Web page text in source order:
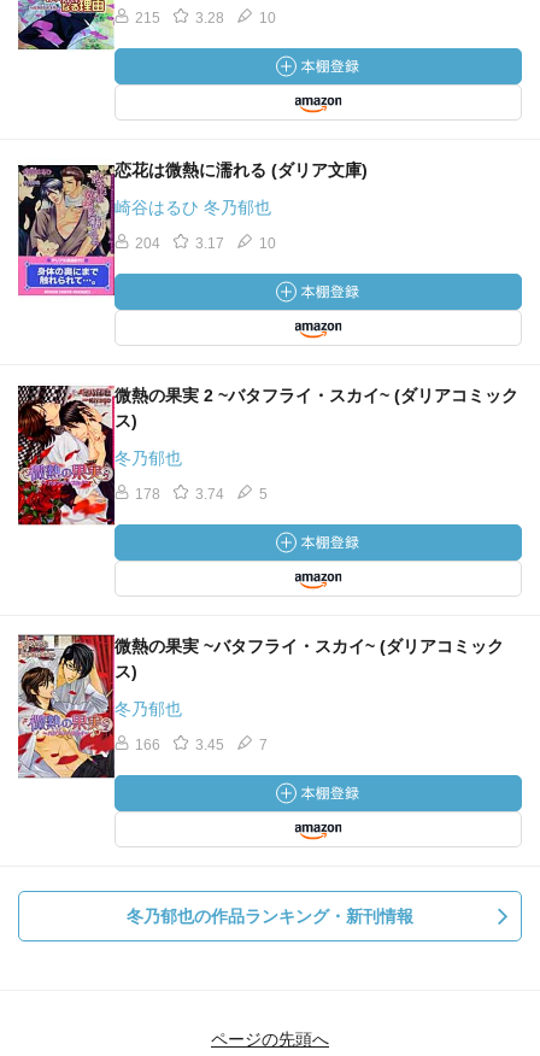
215 3.28 10
恋花は微熱に濡れる (ダリア文庫)
崎谷はるひ 冬乃郁也
204 3.17 10
微熱の果実 2 ~バタフライ・スカイ~ (ダリアコミック
ス)
冬乃郁也
178 3.74 5
微熱の果実 ~バタフライ・スカイ~ (ダリアコミック
ス)
冬乃郁也
166 3.45 7
冬乃郁也の作品ランキング・新刊情報
ページの先頭へ